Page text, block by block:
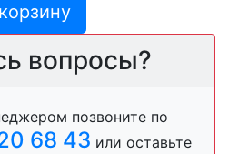
вопросы?
позвоните по
68 43 или оставьте